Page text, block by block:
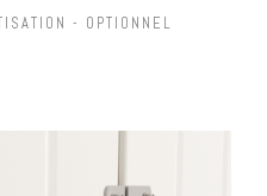
- OPTIONNEL